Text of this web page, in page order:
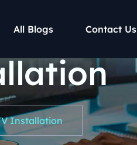
All Blogs Contact Us
Installation